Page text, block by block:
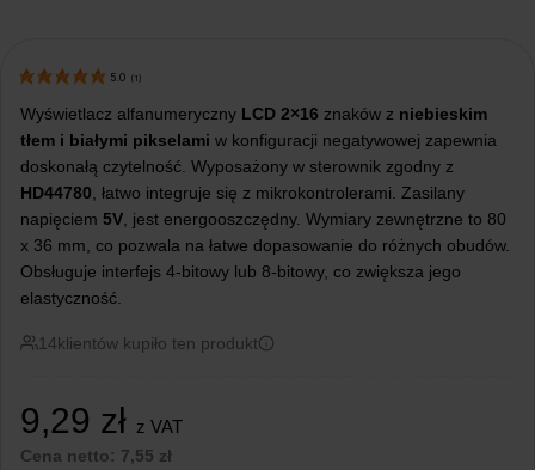
5.0 (1)
Wyświetlacz alfanumeryczny LCD 2×16 znaków z niebieskim
tłem i białymi pikselami w konfiguracji negatywowej zapewnia
doskonałą czytelność. Wyposażony w sterownik zgodny z
HD44780 , łatwo integruje się z mikrokontrolerami. Zasilany
napięciem 5V , jest energooszczędny. Wymiary zewnętrzne to 80
x 36 mm, co pozwala na łatwe dopasowanie do różnych obudów.
Obsługuje interfejs 4-bitowy lub 8-bitowy, co zwiększa jego
elastyczność.
14klientów kupiło ten produkt
9,29 zł z VAT
Cena netto: 7,55 zł